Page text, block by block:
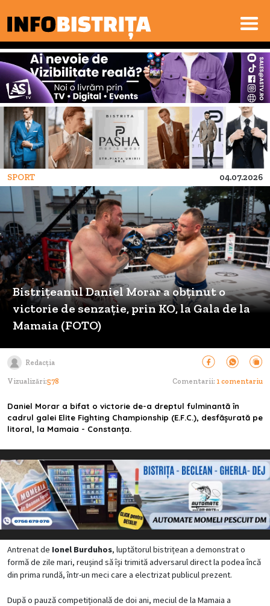
SPORT 04.07.2026
Bistrițeanul Daniel Morar a obținut o
victorie de senzație, prin KO, la Gala de la
Mamaia (FOTO)
Redacția
Vizualizări:578 Comentarii: 1 comentariu
Daniel Morar a bifat o victorie de-a dreptul fulminantă în
cadrul galei Elite Fighting Championship (E.F.C.), desfășurată pe
litoral, la Mamaia - Constanța.
Antrenat de Ionel Burduhos, luptătorul bistrițean a demonstrat o
formă de zile mari, reușind să își trimită adversarul direct la podea încă
din prima rundă, într-un meci care a electrizat publicul prezent.
După o pauză competițională de doi ani, meciul de la Mamaia a